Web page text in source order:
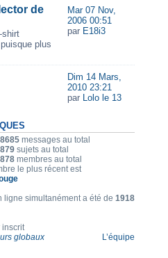
de
shirt
plus
Mar 07 Nov,
2006 00:51
par E18i3
Dim 14 Mars,
2010 23:21
par Lolo le 13
messages au total
sujets au total
membres au total
le plus récent est
ligne simultanément a été de 1918
inscrit
globaux L’équipe